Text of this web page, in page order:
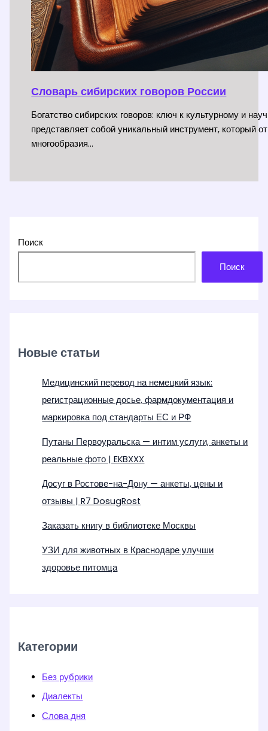
Словарь сибирских говоров России
Богатство сибирских говоров: ключ к культурному и
представляет собой уникальный инструмент, который
многообразия…
Поиск
Поиск
Новые статьи
Медицинский перевод на немецкий язык:
регистрационные досье, фармдокументация и
маркировка под стандарты ЕС и РФ
Путаны Первоуральска — интим услуги, анкеты и
реальные фото | EKBXXX
Досуг в Ростове-на-Дону — анкеты, цены и
отзывы | R7 DosugRost
Заказать книгу в библиотеке Москвы
УЗИ для животных в Краснодаре улучши
здоровье питомца
Категории
Без рубрики
Диалекты
Слова дня